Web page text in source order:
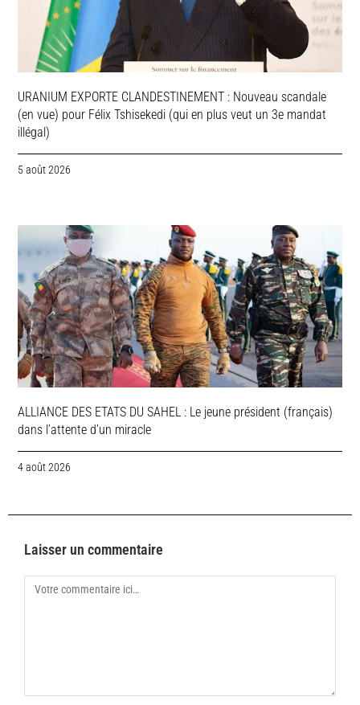
URANIUM EXPORTE CLANDESTINEMENT : Nouveau scandale
(en vue) pour Félix Tshisekedi (qui en plus veut un 3e mandat
illégal)
5 août 2026
ALLIANCE DES ETATS DU SAHEL : Le jeune président (français)
dans l’attente d’un miracle
4 août 2026
Laisser un commentaire